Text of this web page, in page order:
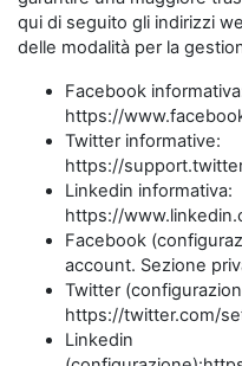
qui di seguito gli indirizzi
delle modalità per la
Facebook
https://
Twitter informative:
https://
Linkedin informativa:
https://
Facebook
account. Sezione
Twitter
https://twitter.com/
Linkedin